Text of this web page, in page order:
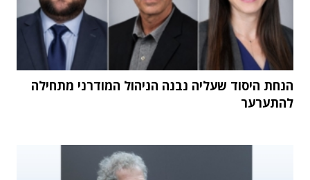
הנחת היסוד שעליה נבנה הניהול המודרני מתחילה
להתערער